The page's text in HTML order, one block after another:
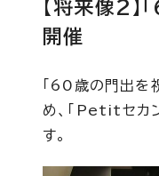
【将来像2
開催
「60歳の門出
め、「Petitセカ
す。